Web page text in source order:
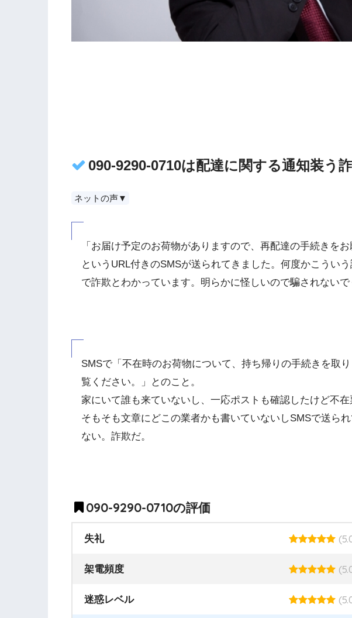
090-9290-0710は配達に関する通知装う
ネットの声▼
「お届け予定のお荷物がありますので、再配達の手続きをお
というURL付きのSMSが送られてきました。何度かこうい
で詐欺とわかっています。明らかに怪しいので騙されないで
SMSで「不在時のお荷物について、持ち帰りの手続きを取
覧ください。」とのこと。
家にいて誰も来ていないし、一応ポストも確認したけど不在
そもそも文章にどこの業者かも書いていないしSMSで送ら
ない。詐欺だ。
090-9290-0710の評価
失礼
架電頻度
迷惑レベル